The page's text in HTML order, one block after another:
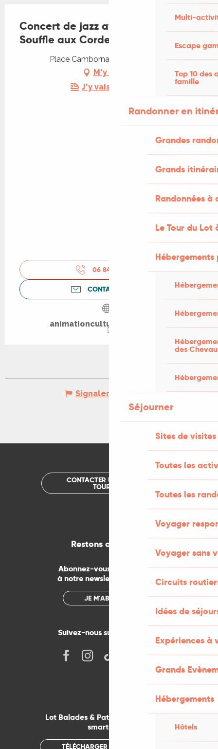
Multi-
Escape
Top 10 des
famille
Randonner en
Grandes
Grands
Randonnées
Le Tour du Lot
des
Séjourner
Sites de visites
Toutes les
Toutes les
Voyager
Voyager sans
Circuits
Idées de
Expériences à
Grands
Hébergements
Hôtels
Concert de jazz avec la Cie du
Souffle aux Cordes
Place Cambornac, 46340 Salviac
M'y rendre
J'y vais en train !
06 84 36 64
CONTACTEZ-NOUS
animationculturesalviac.com
Signaler une erreur
CONTACTER UN OFFICE DE
TOURISME
Restons connectés
Abonnez-vous gratuitement
à notre newsletter mensuelle
JE M'ABONNE
Suivez-nous sur les réseaux !
Lot Balades & Patrimoines sur votre
smartphone
TÉLÉCHARGER L'APPLICATION